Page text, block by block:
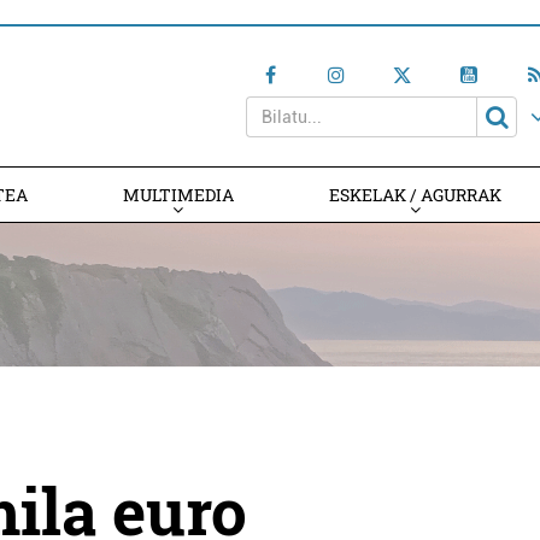
MULTIMEDIA ESKELAK / AGURRAK
euro